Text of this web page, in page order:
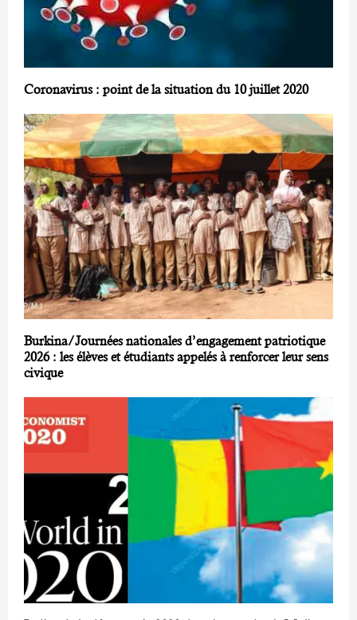
Coronavirus : point de la situation du 10 juillet 2020
Burkina/Journées nationales d’engagement patriotique
2026 : les élèves et étudiants appelés à renforcer leur sens
civique